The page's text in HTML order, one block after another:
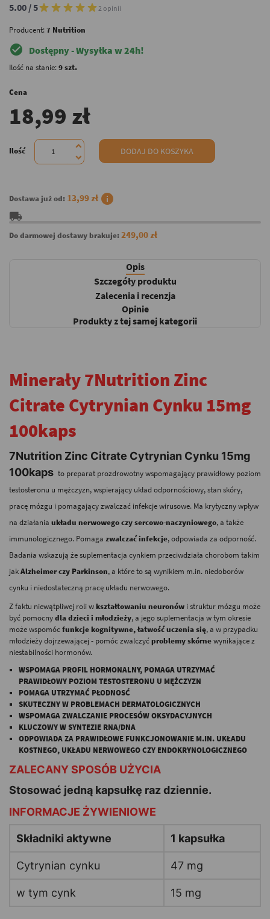
5.00 / 5 2 opinii
Producent:7 Nutrition
check_circle Dostępny - Wysyłka w 24h!
Ilość na stanie:9 szt.
Cena
18,99 zł
Ilość DODAJ DO KOSZYKA
Dostawa już od: 13,99 zł info
local_shipping
Do darmowej dostawy brakuje:249,00 zł
Opis
Szczegóły produktu
Zalecenia i recenzja
Opinie
Produkty z tej samej kategorii
Minerały 7Nutrition Zinc
Citrate Cytrynian Cynku 15mg
100kaps
7Nutrition Zinc Citrate Cytrynian Cynku 15mg
100kaps to preparat prozdrowotny wspomagający prawidłowy poziom
testosteronu u mężczyzn, wspierający układ odpornościowy, stan skóry,
pracę mózgu i pomagający zwalczać infekcje wirusowe. Ma krytyczny wpływ
na działania układu nerwowego czy sercowo-naczyniowego, a także
immunologicznego. Pomaga zwalczać infekcje, odpowiada za odporność.
Badania wskazują że suplementacja cynkiem przeciwdziała chorobom takim
jakAlzheimer czy Parkinson, a które to są wynikiem m.in. niedoborów
cynku i niedostateczną pracę układu nerwowego.
Z faktu niewątpliwej roli wkształtowaniu neuronów i struktur mózgu może
być pomocnydla dzieci i młodzieży, a jego suplementacja w tym okresie
może wspomócfunkcje kognitywne, łatwość uczenia się, a w przypadku
młodzieży dojrzewającej - pomóc zwalczyćproblemy skórnewynikające z
niestabilności hormonów.
WSPOMAGA PROFIL HORMONALNY, POMAGA UTRZYMAĆ
PRAWIDŁOWY POZIOM TESTOSTERONU U MĘŻCZYZN
POMAGA UTRZYMAĆ PŁODNOSĆ
SKUTECZNY W PROBLEMACH DERMATOLOGICZNYCH
WSPOMAGA ZWALCZANIE PROCESÓW OKSYDACYJNYCH
KLUCZOWY W SYNTEZIE RNA/DNA
ODPOWIADA ZA PRAWIDŁOWE FUNKCJONOWANIE M.IN. UKŁADU
KOSTNEGO, UKŁADU NERWOWEGO CZY ENDOKRYNOLOGICZNEGO
ZALECANY SPOSÓB UŻYCIA
Stosować jedną kapsułkę raz dziennie.
INFORMACJE ŻYWIENIOWE
Składniki aktywne 1 kapsułka
Cytrynian cynku 47 mg
w tym cynk 15 mg